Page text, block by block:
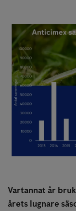
Vartannat år
årets lugnare